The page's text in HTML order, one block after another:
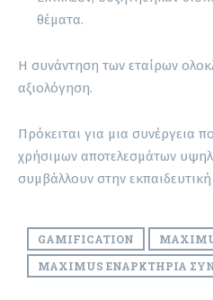
θέματα.
Η συνάντηση των εταίρων
αξιολόγηση.
Πρόκειται για μια συνέργεια
χρήσιμων αποτελεσμάτων
συμβάλλουν στην εκπαιδευτική
GAMIFICATION
MAXIMUS ΕΝΑΡΚΤΉΡΙΑ